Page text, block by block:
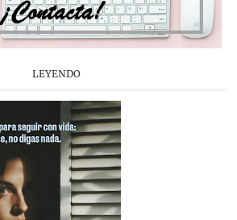
LEYENDO